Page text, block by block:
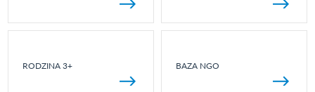
RODZINA 3+ BAZA NGO